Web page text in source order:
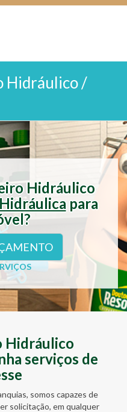
Hidráulico /
Hidráulico
para
Hidráulico
serviços de
somos capazes de
solicitação, em qualquer